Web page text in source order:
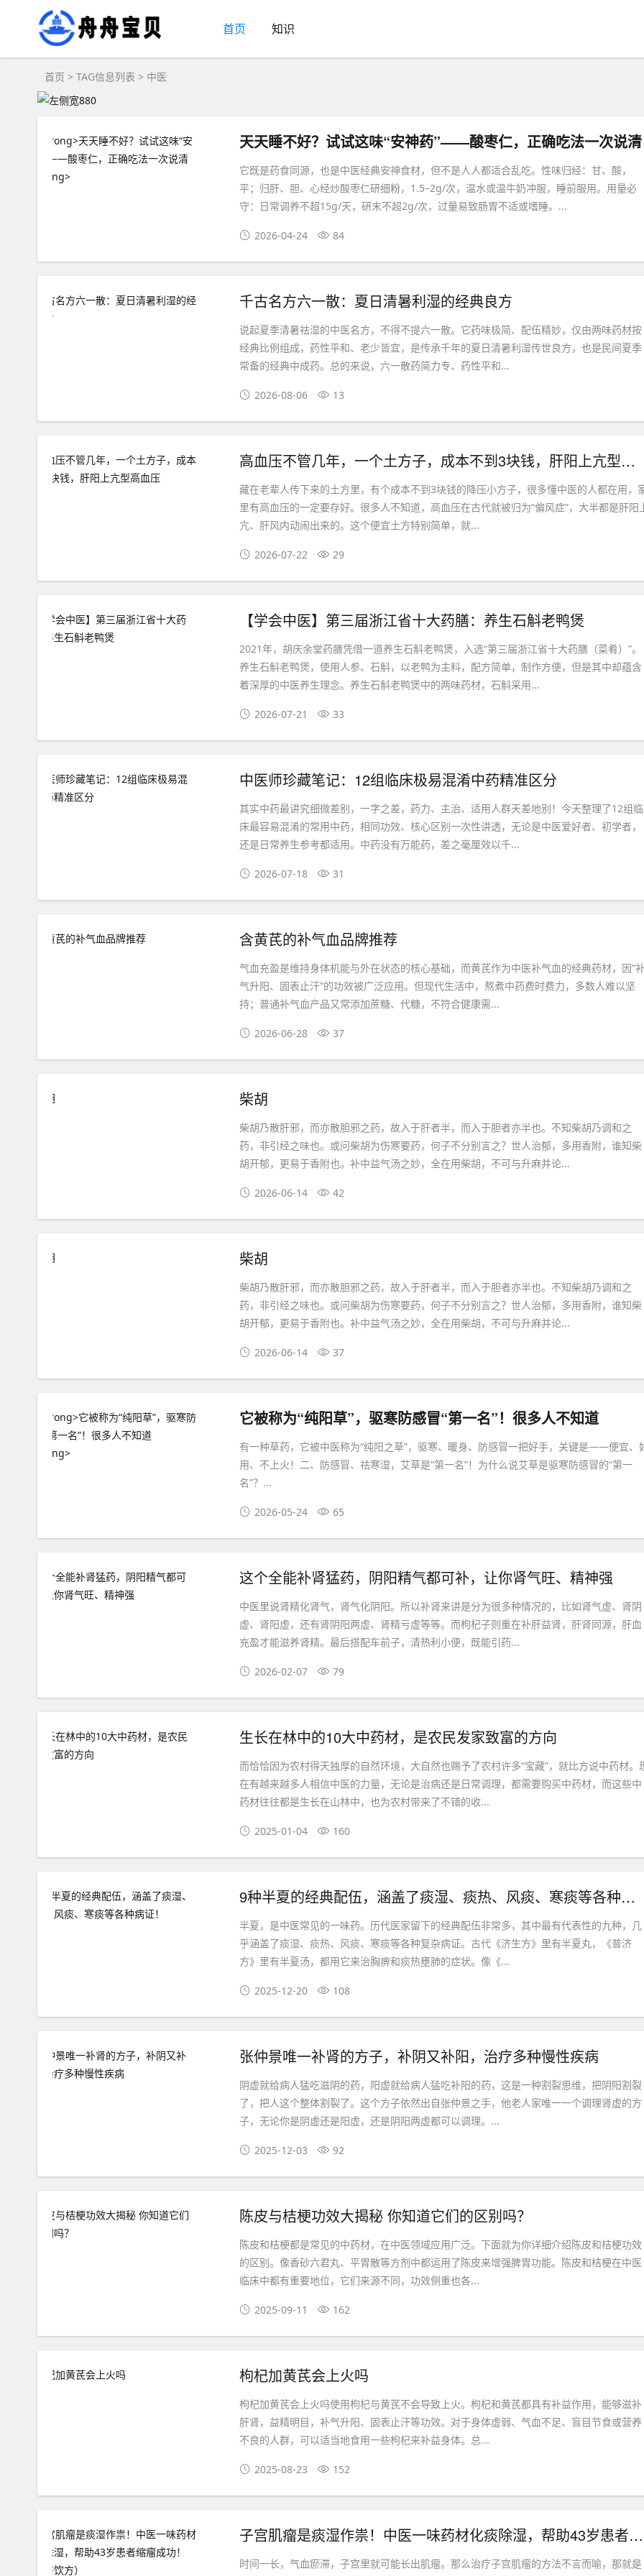
首页 知识
首页 > TAG信息列表 > 中医
天天睡不好？试试这味“安神药”——酸枣仁，正确吃法一次说清
它既是药食同源，也是中医经典安神食材，但不是人人都适合乱吃。性味归经：甘、酸，
平；归肝、胆、心经炒酸枣仁研细粉，1.5–2g/次，温水或温牛奶冲服，睡前服用。用量必
守：日常调养不超15g/天，研末不超2g/次，过量易致肠胃不适或嗜睡。...
2026-04-24 84
千古名方六一散：夏日清暑利湿的经典良方
说起夏季清暑祛湿的中医名方，不得不提六一散。它药味极简、配伍精妙，仅由两味药材按
经典比例组成，药性平和、老少皆宜，是传承千年的夏日清暑利湿传世良方，也是民间夏季
常备的经典中成药。总的来说，六一散药简力专、药性平和...
2026-08-06 13
高血压不管几年，一个土方子，成本不到3块钱，肝阳上亢型高血压
藏在老辈人传下来的土方里，有个成本不到3块钱的降压小方子，很多懂中医的人都在用，
里有高血压的一定要存好。很多人不知道，高血压在古代就被归为“偏风症”，大半都是肝阳
亢、肝风内动闹出来的。这个便宜土方特别简单，就...
2026-07-22 29
【学会中医】第三届浙江省十大药膳：养生石斛老鸭煲
2021年，胡庆余堂药膳凭借一道养生石斛老鸭煲，入选“第三届浙江省十大药膳（菜肴）”。
养生石斛老鸭煲，使用人参、石斛，以老鸭为主料，配方简单，制作方便，但是其中却蕴含
着深厚的中医养生理念。养生石斛老鸭煲中的两味药材，石斛采用...
2026-07-21 33
中医师珍藏笔记：12组临床极易混淆中药精准区分
其实中药最讲究细微差别，一字之差，药力、主治、适用人群天差地别！今天整理了12组临
床最容易混淆的常用中药，相同功效、核心区别一次性讲透，无论是中医爱好者、初学者，
还是日常养生参考都适用。中药没有万能药，差之毫厘效以千...
2026-07-18 31
含黄芪的补气血品牌推荐
气血充盈是维持身体机能与外在状态的核心基础，而黄芪作为中医补气血的经典药材，因“
气升阳、固表止汗”的功效被广泛应用。但现代生活中，熬煮中药费时费力，多数人难以坚
持；普通补气血产品又常添加蔗糖、代糖，不符合健康需...
2026-06-28 37
柴胡
柴胡乃散肝邪，而亦散胆邪之药，故入于肝者半，而入于胆者亦半也。不知柴胡乃调和之
药，非引经之味也。或问柴胡为伤寒要药，何子不分别言之？世人治郁，多用香附，谁知柴
胡开郁，更易于香附也。补中益气汤之妙，全在用柴胡，不可与升麻并论...
2026-06-14 42
柴胡
柴胡乃散肝邪，而亦散胆邪之药，故入于肝者半，而入于胆者亦半也。不知柴胡乃调和之
药，非引经之味也。或问柴胡为伤寒要药，何子不分别言之？世人治郁，多用香附，谁知柴
胡开郁，更易于香附也。补中益气汤之妙，全在用柴胡，不可与升麻并论...
2026-06-14 37
它被称为“纯阳草”，驱寒防感冒“第一名”！很多人不知道
有一种草药，它被中医称为“纯阳之草”，驱寒、暖身、防感冒一把好手，关键是——便宜、
用、不上火！二、防感冒、祛寒湿，艾草是“第一名”！为什么说艾草是驱寒防感冒的“第一
名”？...
2026-05-24 65
这个全能补肾猛药，阴阳精气都可补，让你肾气旺、精神强
中医里说肾精化肾气，肾气化阴阳。所以补肾来讲是分为很多种情况的，比如肾气虚、肾阴
虚、肾阳虚，还有肾阴阳两虚、肾精亏虚等等。而枸杞子则重在补肝益肾，肝肾同源，肝血
充盈才能滋养肾精。最后搭配车前子，清热利小便，既能引药...
2026-02-07 79
生长在林中的10大中药材，是农民发家致富的方向
而恰恰因为农村得天独厚的自然环境，大自然也赐予了农村许多“宝藏”，就比方说中药材。
在有越来越多人相信中医的力量，无论是治病还是日常调理，都需要购买中药材，而这些中
药材往往都是生长在山林中，也为农村带来了不错的收...
2025-01-04 160
9种半夏的经典配伍，涵盖了痰湿、痰热、风痰、寒痰等各种病证！
半夏，是中医常见的一味药。历代医家留下的经典配伍非常多，其中最有代表性的九种，几
乎涵盖了痰湿、痰热、风痰、寒痰等各种复杂病证。古代《济生方》里有半夏丸，《普济
方》里有半夏汤，都用它来治胸痹和痰热壅肺的症状。像《...
2025-12-20 108
张仲景唯一补肾的方子，补阴又补阳，治疗多种慢性疾病
阴虚就给病人猛吃滋阴的药，阳虚就给病人猛吃补阳的药，这是一种割裂思维，把阴阳割裂
了，把人这个整体割裂了。这个方子依然出自张仲景之手，他老人家唯一一个调理肾虚的方
子，无论你是阴虚还是阳虚，还是阴阳两虚都可以调理。...
2025-12-03 92
陈皮与桔梗功效大揭秘 你知道它们的区别吗？
陈皮和桔梗都是常见的中药材，在中医领域应用广泛。下面就为你详细介绍陈皮和桔梗功效
的区别。像香砂六君丸、平胃散等方剂中都运用了陈皮来增强脾胃功能。陈皮和桔梗在中医
临床中都有重要地位，它们来源不同，功效侧重也各...
2025-09-11 162
枸杞加黄芪会上火吗
枸杞加黄芪会上火吗使用枸杞与黄芪不会导致上火。枸杞和黄芪都具有补益作用，能够滋补
肝肾，益精明目，补气升阳、固表止汗等功效。对于身体虚弱、气血不足、盲目节食或营养
不良的人群，可以适当地食用一些枸杞来补益身体。总...
2025-08-23 152
子宫肌瘤是痰湿作祟！中医一味药材化痰除湿，帮助43岁患者缩瘤成功！（附茶饮方）
时间一长，气血瘀滞，子宫里就可能长出肌瘤。那么治疗子宫肌瘤的方法不言而喻，那就是